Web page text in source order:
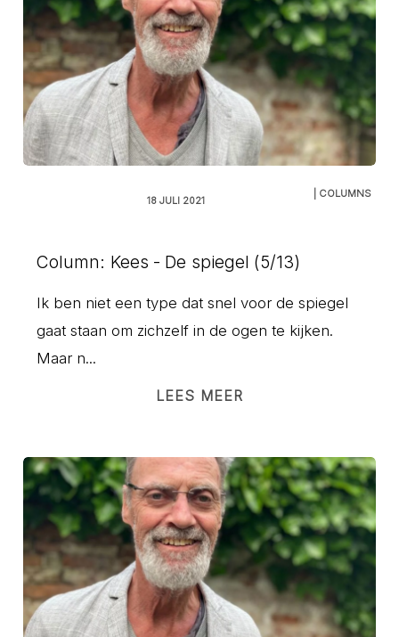
18 JULI 2021
| COLUMNS
Column: Kees - De spiegel (5/13)
Ik ben niet een type dat snel voor de spiegel
gaat staan om zichzelf in de ogen te kijken.
Maar n...
LEES MEER